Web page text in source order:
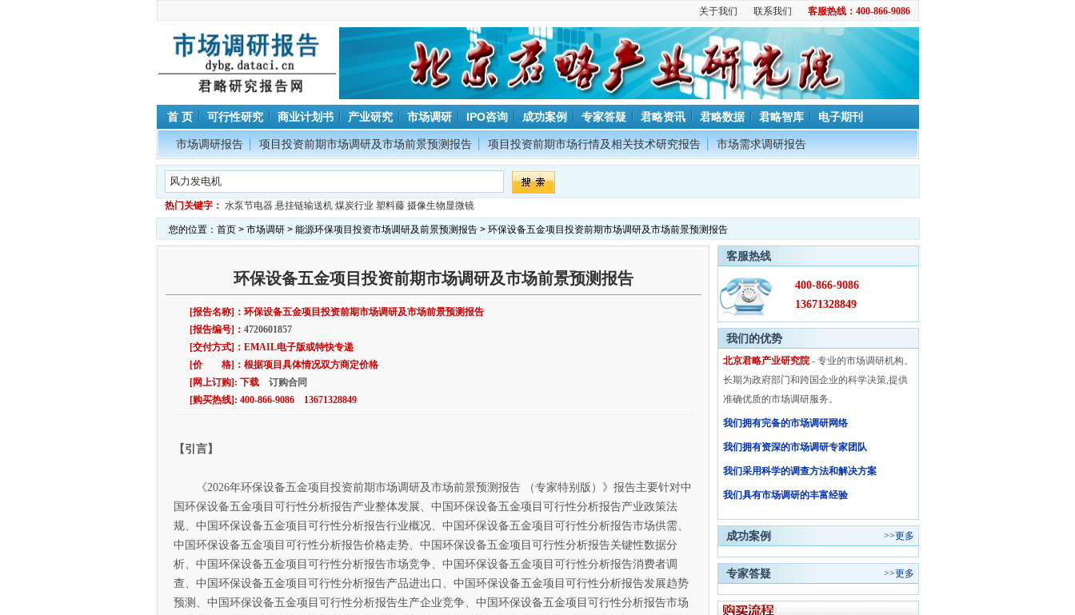
客服热线：400-866-9086
联系我们
关于我们
首 页 可行性研究 商业计划书 产业研究 市场调研 IPO咨询 成功案例 专家答疑 君略资讯 君略数据 君略智库 电子期刊
市场调研报告 项目投资前期市场调研及市场前景预测报告 项目投资前期市场行情及相关技术研究报告 市场需求调研报告
热门关键字： 水泵节电器 悬挂链输送机 煤炭行业 塑料藤 摄像生物显微镜
您的位置： 首页> 市场调研> 能源环保项目投资市场调研及前景预测报告> 环保设备五金项目投资前期市场调研及市场前景预测报告
环保设备五金项目投资前期市场调研及市场前景预测报告
[报告名称]：环保设备五金项目投资前期市场调研及市场前景预测报告
[报告编号]： 4720601857
[交付方式]：EMAIL电子版或特快专递
[价 格]：根据项目具体情况双方商定价格
[网上订购]: 下载 订购合同
[购买热线]: 400-866-9086 13671328849
【引言】
《2026年环保设备五金项目投资前期市场调研及市场前景预测报告 （专家特别版）》报告主要针对中
国环保设备五金项目可行性分析报告产业整体发展、中国环保设备五金项目可行性分析报告产业政策法
规、中国环保设备五金项目可行性分析报告行业概况、中国环保设备五金项目可行性分析报告市场供需、
中国环保设备五金项目可行性分析报告价格走势、中国环保设备五金项目可行性分析报告关键性数据分
析、中国环保设备五金项目可行性分析报告市场竞争、中国环保设备五金项目可行性分析报告消费者调
查、中国环保设备五金项目可行性分析报告产品进出口、中国环保设备五金项目可行性分析报告发展趋势
预测、中国环保设备五金项目可行性分析报告生产企业竞争、中国环保设备五金项目可行性分析报告市场
客服热线
400-866-9086
13671328849
我们的优势
北京君略产业研究院- 专业的市场调研机构。
长期为政府部门和跨国企业的科学决策,提供
准确优质的市场调研服务。
我们拥有完备的市场调研网络
我们拥有资深的市场调研专家团队
我们采用科学的调查方法和解决方案
我们具有市场调研的丰富经验
成功案例 >>更多
专家答疑 >>更多